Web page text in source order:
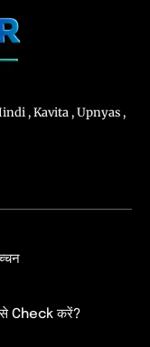
, Kavita , Upnyas ,
Check करें?